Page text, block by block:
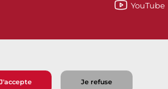
J'accepte Je refuse
YouTube